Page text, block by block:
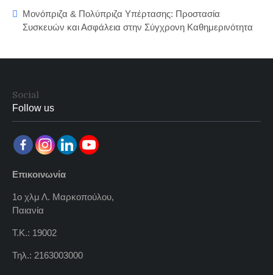
Μονόπριζα & Πολύπριζα Υπέρτασης: Προστασία
Συσκευών και Ασφάλεια στην Σύγχρονη Καθημερινότητα
Social
Follow us
Επικοινωνία
1ο χλμ Λ. Μαρκοπούλου,
Παιανία
Τ.Κ.: 19002
Τηλ.: 2163003000